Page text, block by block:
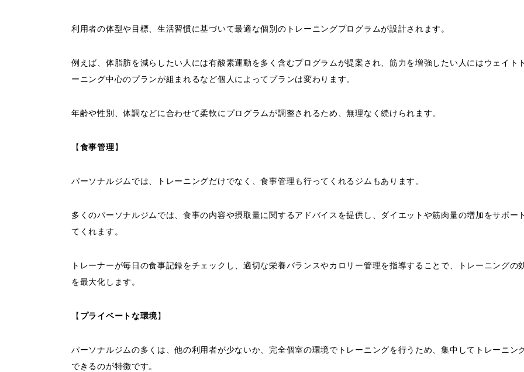
利用者の体型や目標、生活習慣に基づいて最適な個別のトレーニングプログラムが設計されます。
例えば、体脂肪を減らしたい人には有酸素運動を多く含むプログラムが提案され、筋力を増強したい人にはウェイト
ーニング中心のプランが組まれるなど個人によってプランは変わります。
年齢や性別、体調などに合わせて柔軟にプログラムが調整されるため、無理なく続けられます。
【食事管理】
パーソナルジムでは、トレーニングだけでなく、食事管理も行ってくれるジムもあります。
多くのパーソナルジムでは、食事の内容や摂取量に関するアドバイスを提供し、ダイエットや筋肉量の増加をサポー
てくれます。
トレーナーが毎日の食事記録をチェックし、適切な栄養バランスやカロリー管理を指導することで、トレーニングの
を最大化します。
【 プライベートな環境】
パーソナルジムの多くは、他の利用者が少ないか、完全個室の環境でトレーニングを行うため、集中してトレーニン
できるのが特徴です。